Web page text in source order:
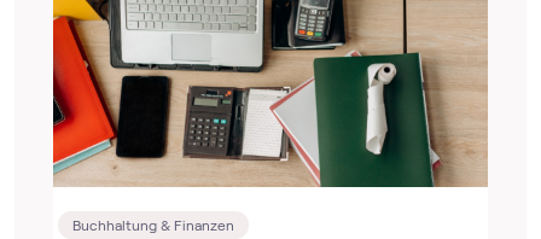
Buchhaltung & Finanzen